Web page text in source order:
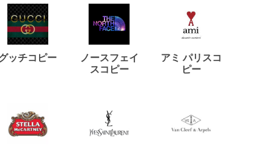
ッチコピー
ノースフェイ
スコピー
アミ パリスコ
ピー